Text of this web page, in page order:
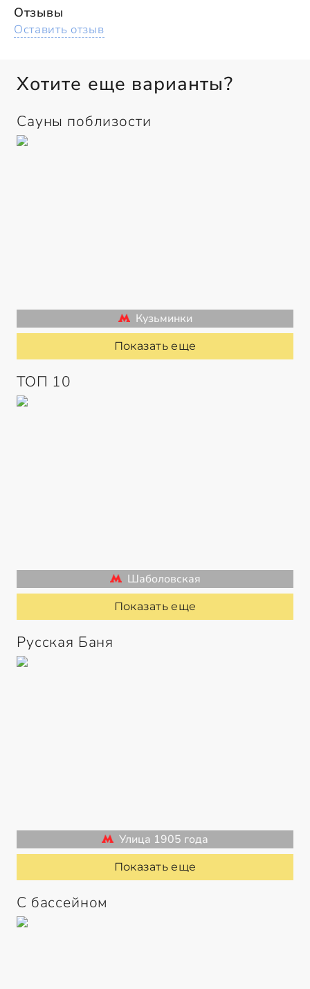
Отзывы
Оставить отзыв
Хотите еще варианты?
Сауны поблизости
Кузьминки
Показать еще
ТОП 10
Шаболовская
Показать еще
Русская Баня
Улица 1905 года
Показать еще
С бассейном